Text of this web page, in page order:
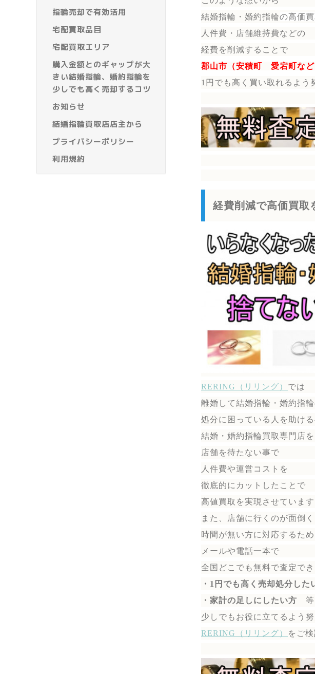
指輪売却で有効活用
宅配買取品目
宅配買取エリア
購入金額とのギャップが大
きい結婚指輪、婚約指輪を
少しでも高く売却するコツ
お知らせ
結婚指輪買取店店主から
プライバシーポリシー
利用規約
結婚指輪・婚約指輪の高価買
人件費・店舗維持費などの
経費を削減することで
郡山市（安積町 愛宕町など
1円でも高く買い取れるよう
経費削減で高価買取
RERING（リリング） では
離婚して結婚指輪・婚約指
処分に困っている人を助ける
結婚・婚約指輪買取専門店を
店舗を待たない事で
人件費や運営コストを
徹底的にカットしたことで
高値買取を実現させています
また、店舗に行くのが面倒
時間が無い方に対応するため
メールや電話一本で
全国どこでも無料で査定でき
・1円でも高く売却処分した
・家計の足しにしたい方 等
少しでもお役に立てるよう
RERING（リリング）
を ご